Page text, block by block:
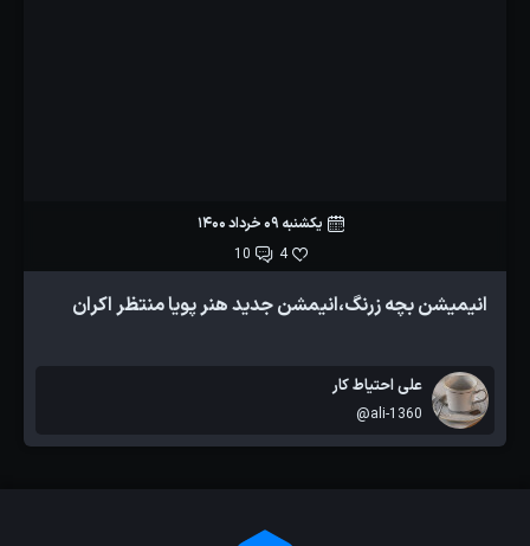
یکشنبه 09 خرداد 1400
4
10
انیمیشن بچه زرنگ،انیمشن جدید هنر پویا منتظر اکران
علی احتیاط کار
@ali-1360